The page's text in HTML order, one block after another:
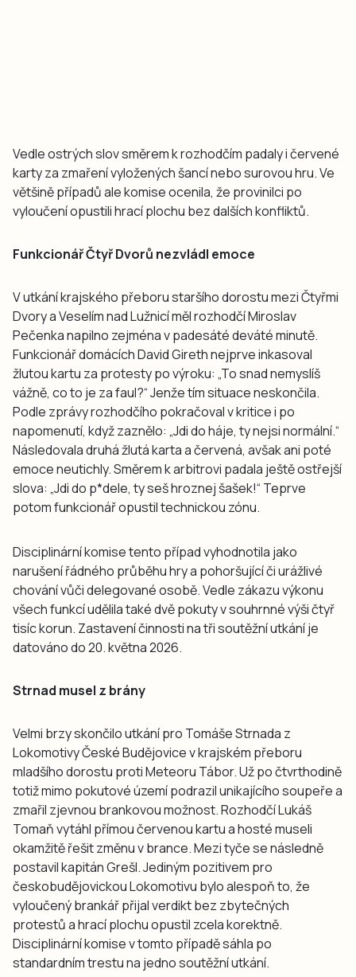
Vedle ostrých slov směrem k rozhodčím padaly i červené
karty za zmaření vyložených šancí nebo surovou hru. Ve
většině případů ale komise ocenila, že provinilci po
vyloučení opustili hrací plochu bez dalších konfliktů.
Funkcionář Čtyř Dvorů nezvládl emoce
V utkání krajského přeboru staršího dorostu mezi Čtyřmi
Dvory a Veselím nad Lužnicí měl rozhodčí Miroslav
Pečenka napilno zejména v padesáté deváté minutě.
Funkcionář domácích David Gireth nejprve inkasoval
žlutou kartu za protesty po výroku: „To snad nemyslíš
vážně, co to je za faul?“ Jenže tím situace neskončila.
Podle zprávy rozhodčího pokračoval v kritice i po
napomenutí, když zaznělo: „Jdi do háje, ty nejsi normální.“
Následovala druhá žlutá karta a červená, avšak ani poté
emoce neutichly. Směrem k arbitrovi padala ještě ostřejší
slova: „Jdi do p*dele, ty seš hroznej šašek!“ Teprve
potom funkcionář opustil technickou zónu.
Disciplinární komise tento případ vyhodnotila jako
narušení řádného průběhu hry a pohoršující či urážlivé
chování vůči delegované osobě. Vedle zákazu výkonu
všech funkcí udělila také dvě pokuty v souhrnné výši čtyř
tisíc korun. Zastavení činnosti na tři soutěžní utkání je
datováno do 20. května 2026.
Strnad musel z brány
Velmi brzy skončilo utkání pro Tomáše Strnada z
Lokomotivy České Budějovice v krajském přeboru
mladšího dorostu proti Meteoru Tábor. Už po čtvrthodině
totiž mimo pokutové území podrazil unikajícího soupeře a
zmařil zjevnou brankovou možnost. Rozhodčí Lukáš
Tomaň vytáhl přímou červenou kartu a hosté museli
okamžitě řešit změnu v brance. Mezi tyče se následně
postavil kapitán Grešl. Jediným pozitivem pro
českobudějovickou Lokomotivu bylo alespoň to, že
vyloučený brankář přijal verdikt bez zbytečných
protestů a hrací plochu opustil zcela korektně.
Disciplinární komise v tomto případě sáhla po
standardním trestu na jedno soutěžní utkání.